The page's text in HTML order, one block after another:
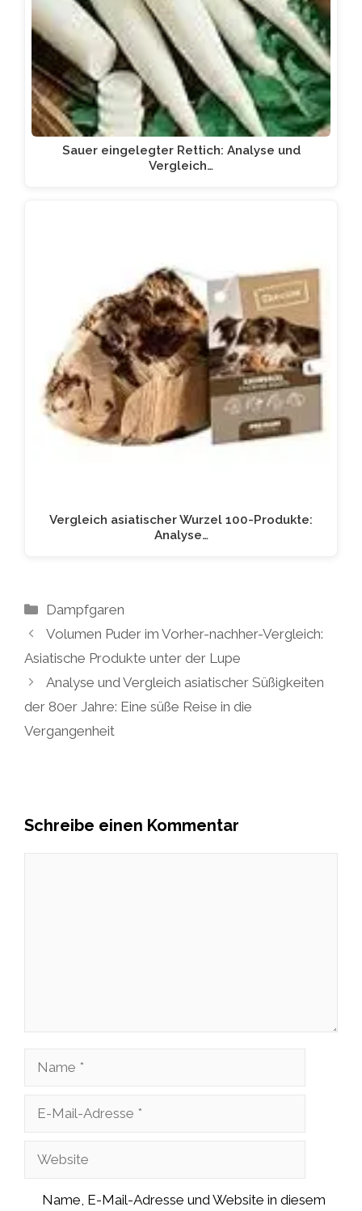
Sauer eingelegter Rettich: Analyse und
Vergleich…
Vergleich asiatischer Wurzel 100-Produkte:
Analyse…
Kategorien
Dampfgaren
Volumen Puder im Vorher-nachher-Vergleich:
Asiatische Produkte unter der Lupe
Analyse und Vergleich asiatischer Süßigkeiten
der 80er Jahre: Eine süße Reise in die
Vergangenheit
Schreibe einen Kommentar
Name
Adresse
Website
Name, E-Mail-Adresse und Website in diesem